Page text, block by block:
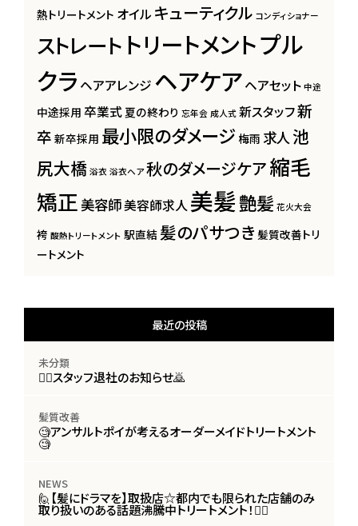
熱トリートメント オイル キューティクル コンディショナー
ストレート トリートメントプル
クラ ヘアアレンジ ヘアケアヘアセット 中途
中途採用 卒業式夏の終わり 忘年会 成人式 新スタッフ新
卒 新卒採用 最小限のダメージ梅雨 求人池
尻大橋 浴衣 浴衣ヘア 秋のダメージケア縮毛
矯正 美容師美容師求人美髪艶髪 花火大会
袴 酸熱トリートメント 駅直結 髪のパサつき 髪質改善トリ
ートメント
最近の投稿
未分類
🙇‍♀️スタッフ退社のお知らせ🙇
髪質改善
🧐アンサルトポイが考えるオーダーメイドトリートメント
🧐
NEWS
🙋【髪にドラマを】取扱店☆都内でも限られた店舗のみ
取り扱いのある話題沸騰中トリートメント！🙋‍♀️